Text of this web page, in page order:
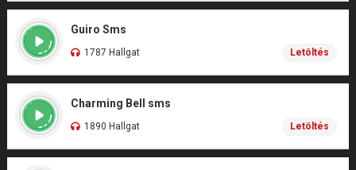
Guiro Sms
1787 Hallgat Letöltés
Charming Bell sms
1890 Hallgat Letöltés